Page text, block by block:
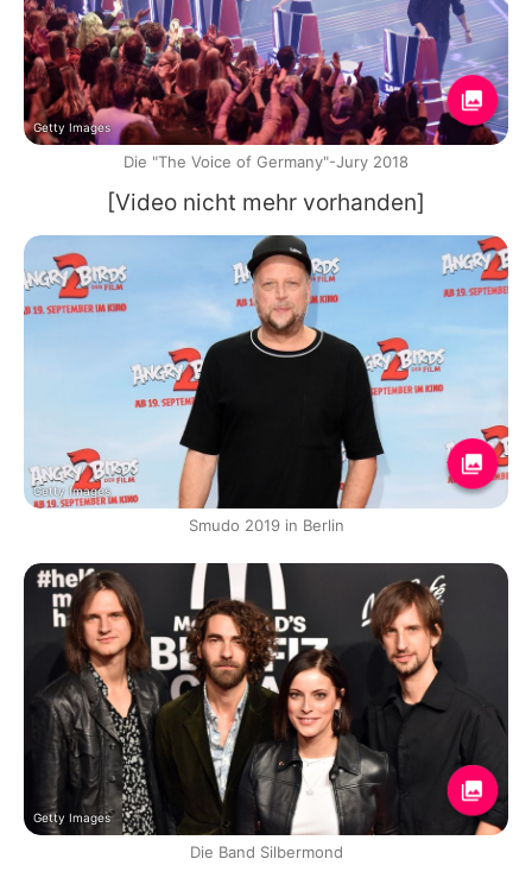
[Video nicht mehr vorhanden]
Getty Images
Die "The Voice of Germany"-Jury 2018
Getty Images
Smudo 2019 in Berlin
Getty Images
Die Band Silbermond